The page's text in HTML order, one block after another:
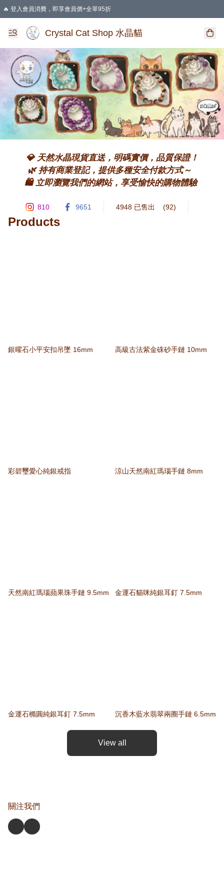
🔥 登入會員消費，即享會員價+全單95折
🛍️ 購物滿HKD 400 即享免運費優惠
Crystal Cat Shop 水晶貓
💎 天然水晶現貨直送，明碼實價，品質保證！
🌿 持有商業登記，提供多種安全付款方式～
🛍️ 立即瀏覽我們的網站，享受愉快的購物體驗
810 9651 4948 已售出 (92)
Products
銀曜石小平安扣吊墜 16mm 高級古法紫金硃砂手鏈 10mm
彩碧璽愛心純銀戒指 涼山天然南紅瑪瑙手鏈 8mm
天然南紅瑪瑙蘋果珠手鏈 9.5mm 金運石貓咪純銀耳釘 7.5mm
金運石橢圓純銀耳釘 7.5mm 沉香木藍水翡翠兩圈手鏈 6.5mm
View all
關注我們